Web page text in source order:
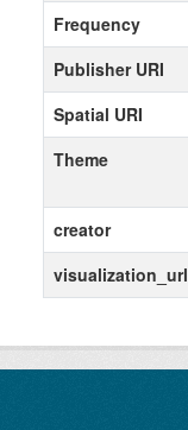
Frequency
Publisher URI
Spatial URI
Theme
creator
visualization_url